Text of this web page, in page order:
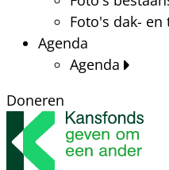
Foto's dak-
Agenda
Agenda
Doneren